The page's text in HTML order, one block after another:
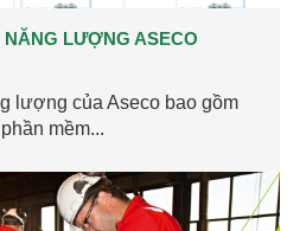
LƯỢNG ASECO
lượng của Aseco bao gồm
mềm...